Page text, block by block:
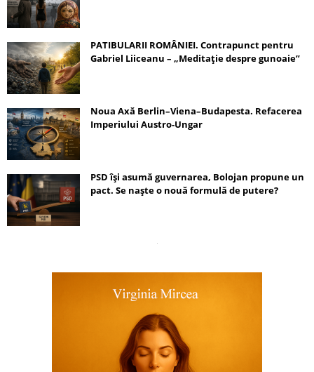
PATIBULARII ROMÂNIEI. Contrapunct pentru
Gabriel Liiceanu – „Meditație despre gunoaie”
Noua Axă Berlin–Viena–Budapesta. Refacerea
Imperiului Austro-Ungar
PSD își asumă guvernarea, Bolojan propune un
pact. Se naște o nouă formulă de putere?